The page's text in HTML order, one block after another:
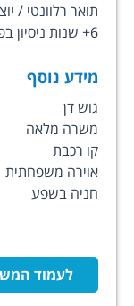
תואר רלוונטי /
6+ שנות ניסיון בפיתוח ב...
מידע נוסף
גוש דן
משרה מלאה
קו רכבת
אוירה משפחתית
חניה בשפע
לעמוד